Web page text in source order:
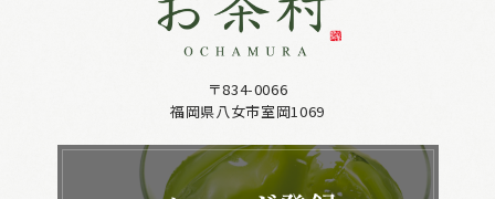
〒834-0066
福岡県八女市室岡1069